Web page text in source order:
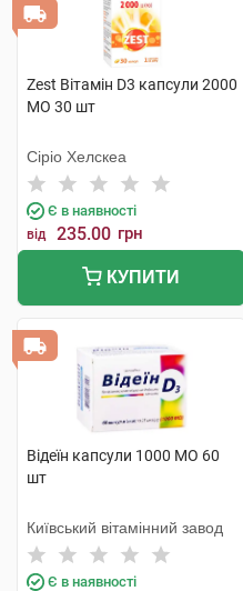
Zest Вітамін D3 капсули 2000
МО 30 шт
Сіріо Хелскеа
Є в наявності
від 235.00 грн
КУПИТИ
Відеїн капсули 1000 МО 60
шт
Київський вітамінний завод
Є в наявності